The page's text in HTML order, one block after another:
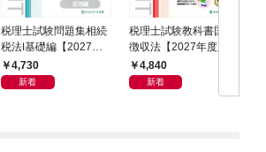
税理士試験問題集相続
税法Ⅰ基礎編【2027年
度版】
4,730
新着
税理士試験教科書国税
徴収法【2027年度版】
4,840
新着